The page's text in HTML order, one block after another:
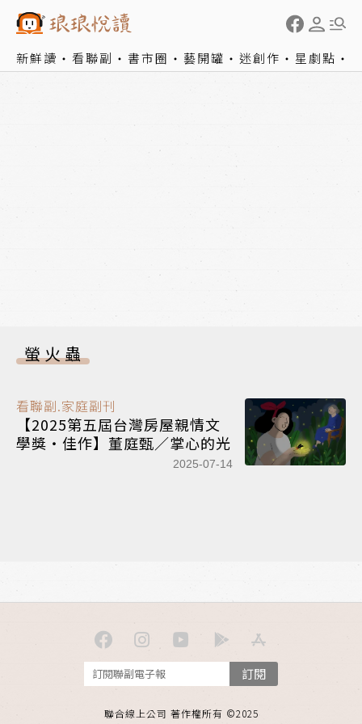
新鮮讀 看聯副 書市圈 藝開罐 迷創作 星劇點
螢火蟲
看聯副.家庭副刊
【2025第五屆台灣房屋親情文
學獎‧佳作】董庭甄／掌心的光
2025-07-14
訂閱
聯合線上公司 著作權所有 ©2025